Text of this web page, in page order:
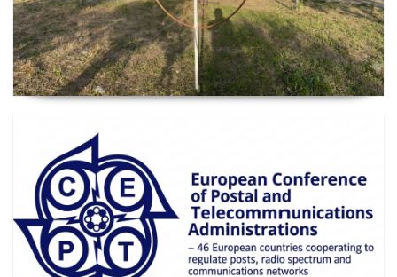
Manyetik Lup Anten (Magnetic Loop Antenna)